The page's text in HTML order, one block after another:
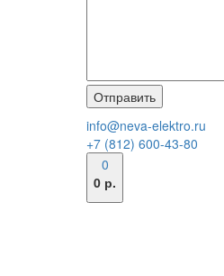
info@neva-elektro.ru
+7 (812) 600-43-80
0
0 р.